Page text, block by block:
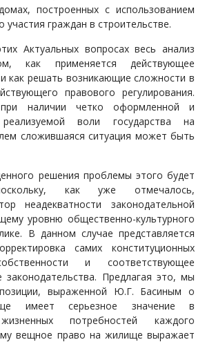
построенных с использованием
участия граждан в строительстве.
Актуальных вопросах весь анализ
как применяется действующее
как решать возникающие сложности в
правового регулирования.
наличии четко оформленной и
реализуемой воли государства на
сложившаяся ситуация может быть
решения проблемы этого будет
как уже отмечалось,
неадекватности законодательной
уровню общественно-культурного
В данном случае представляется
самих конституционных
и соответствующее
законодательства. Предлагая это, мы
выраженной Ю.Г. Басиным о
имеет серьезное значение в
потребностей каждого
вещное право на жилище выражает